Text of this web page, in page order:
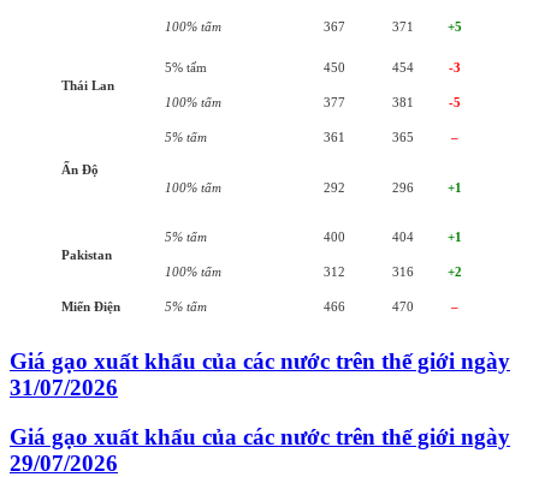
100% tấm 367 371 +5
Thái Lan
5% tấm 450 454 -3
100% tấm 377 381 -5
Ấn Độ
5% tấm 361 365 –
100% tấm 292 296 +1
Pakistan
5% tấm 400 404 +1
100% tấm 312 316 +2
Miến Điện 5% tấm 466 470 –
Giá gạo xuất khẩu của các nước trên thế giới ngày
31/07/2026
Giá gạo xuất khẩu của các nước trên thế giới ngày
29/07/2026